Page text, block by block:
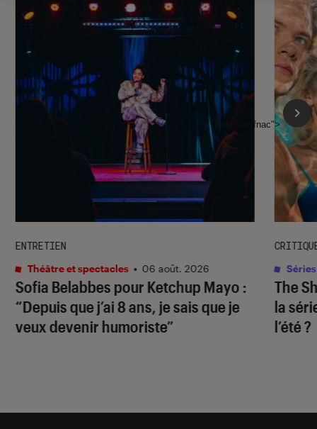
Sofia Belabbes pour Ketchup Mayo :
“Depuis que j’ai 8 ans, je sais que je
veux devenir humoriste”
ENTRETIEN
Théâtre et spectacles • 06 août. 2026
The
la
l’été ?
Séries
l'Éclaireur fnac">